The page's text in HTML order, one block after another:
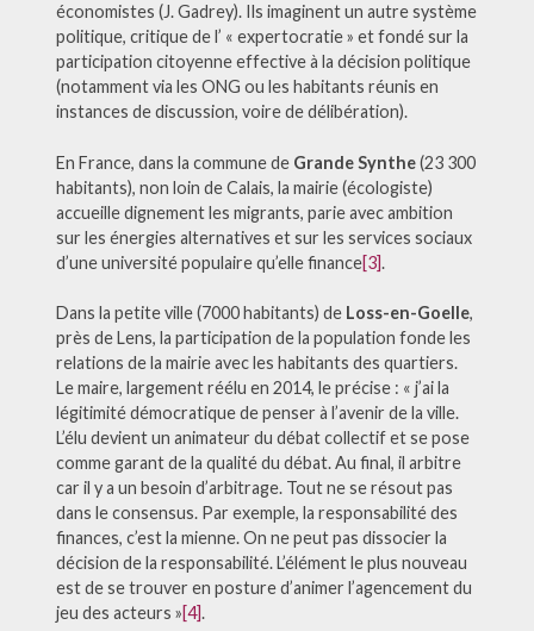
économistes (J. Gadrey). Ils imaginent un autre système
politique, critique de l’ « expertocratie » et fondé sur la
participation citoyenne effective à la décision politique
(notamment via les ONG ou les habitants réunis en
instances de discussion, voire de délibération).
En France, dans la commune de Grande Synthe(23 300
habitants), non loin de Calais, la mairie (écologiste)
accueille dignement les migrants, parie avec ambition
sur les énergies alternatives et sur les services sociaux
d’une université populaire qu’elle finance[3].
Dans la petite ville (7000 habitants) de Loss-en-Goelle,
près de Lens, la participation de la population fonde les
relations de la mairie avec les habitants des quartiers.
Le maire, largement réélu en 2014, le précise : « j’ai la
légitimité démocratique de penser à l’avenir de la ville.
L’élu devient un animateur du débat collectif et se pose
comme garant de la qualité du débat. Au final, il arbitre
car il y a un besoin d’arbitrage. Tout ne se résout pas
dans le consensus. Par exemple, la responsabilité des
finances, c’est la mienne. On ne peut pas dissocier la
décision de la responsabilité. L’élément le plus nouveau
est de se trouver en posture d’animer l’agencement du
jeu des acteurs »[4].